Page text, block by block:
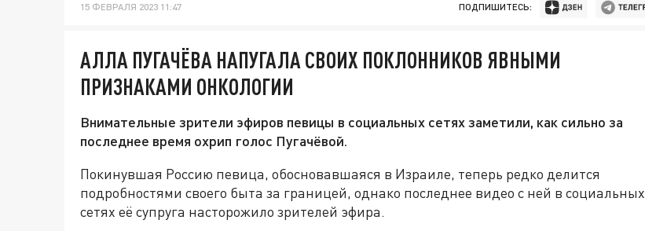
15 ФЕВРАЛЯ 2023 11:47 ПОДПИШИТЕСЬ:
АЛЛА ПУГАЧЁВА НАПУГАЛА СВОИХ ПОКЛОННИКОВ ЯВНЫМИ
ПРИЗНАКАМИ ОНКОЛОГИИ
Внимательные зрители эфиров певицы в социальных сетях заметили, как сильно за
последнее время охрип голос Пугачёвой.
Покинувшая Россию певица, обосновавшаяся в Израиле, теперь редко делится
подробностями своего быта за границей, однако последнее видео с ней в социальных
сетях её супруга насторожило зрителей эфира.